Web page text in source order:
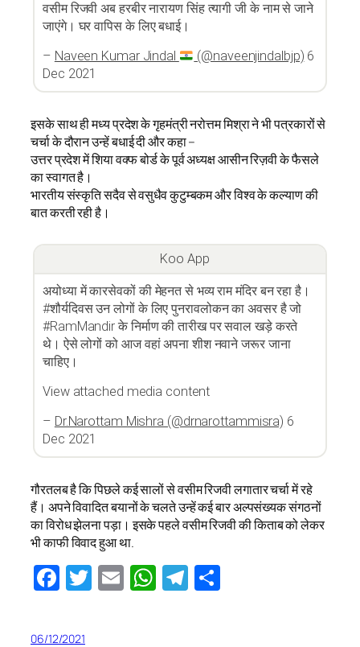
वसीम रिजवी अब हरबीर नारायण सिंह त्यागी जी के नाम से जाने
जाएंगे। घर वापिस के लिए बधाई।
– Naveen Kumar Jindal (@naveenjindalbjp) 6
Dec 2021
इसके साथ ही मध्य प्रदेश के गृहमंत्री नरोत्तम मिश्रा ने भी पत्रकारों से
चर्चा के दौरान उन्हें बधाई दी और कहा –
उत्तर प्रदेश में शिया वक्फ बोर्ड के पूर्व अध्यक्ष आसीन रिज़वी के फैसले
का स्वागत है।
भारतीय संस्कृति सदैव से वसुधैव कुटुम्बकम और विश्व के कल्याण की
बात करती रही है।
Koo App
अयोध्या में कारसेवकों की मेहनत से भव्य राम मंदिर बन रहा है।
#शौर्यदिवस उन लोगों के लिए पुनरावलोकन का अवसर है जो
#RamMandir के निर्माण की तारीख पर सवाल खड़े करते
थे। ऐसे लोगों को आज वहां अपना शीश नवाने जरूर जाना
चाहिए।
View attached media content
– Dr.Narottam Mishra (@drnarottammisra) 6
Dec 2021
गौरतलब है कि पिछले कई सालों से वसीम रिजवी लगातार चर्चा में रहे
हैं। अपने विवादित बयानों के चलते उन्हें कई बार अल्पसंख्यक संगठनों
का विरोध झेलना पड़ा। इसके पहले वसीम रिजवी की किताब को लेकर
भी काफी विवाद हुआ था.
Facebook
Twitter
EmailWhatsApp
Telegram
06/12/2021